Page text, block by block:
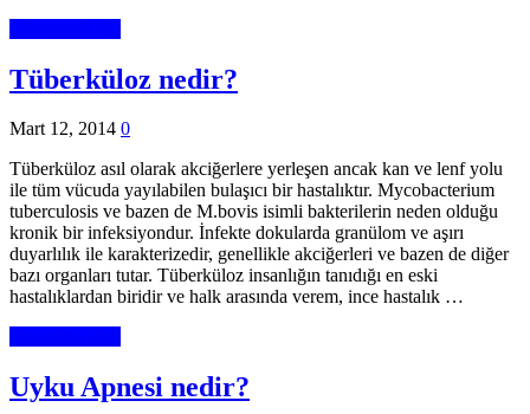
Tüberküloz nedir?
Mart 12, 2014 0
Tüberküloz asıl olarak akciğerlere yerleşen ancak kan ve lenf yolu
ile tüm vücuda yayılabilen bulaşıcı bir hastalıktır. Mycobacterium
tuberculosis ve bazen de M.bovis isimli bakterilerin neden olduğu
kronik bir infeksiyondur. İnfekte dokularda granülom ve aşırı
duyarlılık ile karakterizedir, genellikle akciğerleri ve bazen de diğer
bazı organları tutar. Tüberküloz insanlığın tanıdığı en eski
hastalıklardan biridir ve halk arasında verem, ince hastalık …
Uyku Apnesi nedir?